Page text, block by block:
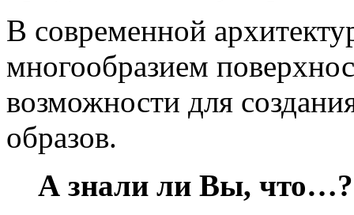
В современной
многообразием
возможности для
образов.
А знали ли Вы, что…?